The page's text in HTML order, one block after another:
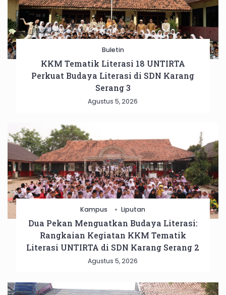
Buletin
KKM Tematik Literasi 18 UNTIRTA
Perkuat Budaya Literasi di SDN Karang
Serang 3
Agustus 5, 2026
Kampus Liputan
Dua Pekan Menguatkan Budaya Literasi:
Rangkaian Kegiatan KKM Tematik
Literasi UNTIRTA di SDN Karang Serang 2
Agustus 5, 2026